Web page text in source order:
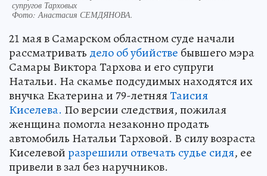
супругов Тарховых
Фото:Анастасия СЕМДЯНОВА.
21 мая в Самарском областном суде начали
рассматривать дело об убийстве бывшего мэра
Самары Виктора Тархова и его супруги
Натальи. На скамье подсудимых находятся их
внучка Екатерина и 79-летняяТаисия
Киселева. По версии следствия, пожилая
женщина помогла незаконно продать
автомобиль Натальи Тарховой. В силу возраста
Киселевойразрешили отвечать судье сидя, ее
привели в зал без наручников.